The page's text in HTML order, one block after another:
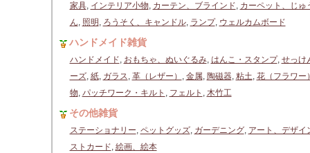
家具, インテリア小物, カーテン、ブラインド, カーペット、じゅ
ん, 照明 , ろうそく、キャンドル, ランプ, ウェルカムボード
ハンドメイド雑貨
ハンドメイド, おもちゃ、ぬいぐるみ, はんこ・スタンプ, せっけ
ーズ, 紙, ガラス, 革（レザー） , 金属, 陶磁器, 粘土, 花（フラワー
物, パッチワーク・キルト , フェルト , 木竹工
その他雑貨
ステーショナリー, ペットグッズ, ガーデニング, アート、デザイ
ストカード, 絵画、絵本